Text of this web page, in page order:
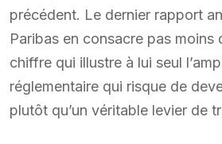
précédent. Le dernier rapport
Paribas en consacre pas moins
chiffre qui illustre à lui seul
réglementaire qui risque de
plutôt qu’un véritable levier de